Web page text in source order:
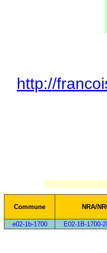
http://
Commune NRA/
e02-1b-1700 E02-1B-1700-